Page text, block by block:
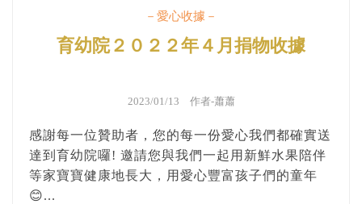
－愛心收據－
育幼院２０２２年４月捐物收據
2023/01/13 作者-蕭蕭
感謝每一位贊助者，您的每一份愛心我們都確實送
達到育幼院囉! 邀請您與我們一起用新鮮水果陪伴
等家寶寶健康地長大，用愛心豐富孩子們的童年
😊...